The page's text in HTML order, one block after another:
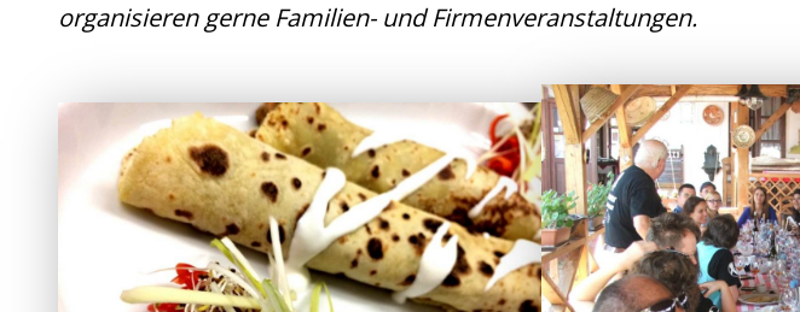
organisieren gerne Familien- und Firmenveranstaltungen.